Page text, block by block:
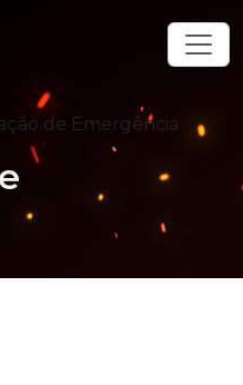
de Emergência